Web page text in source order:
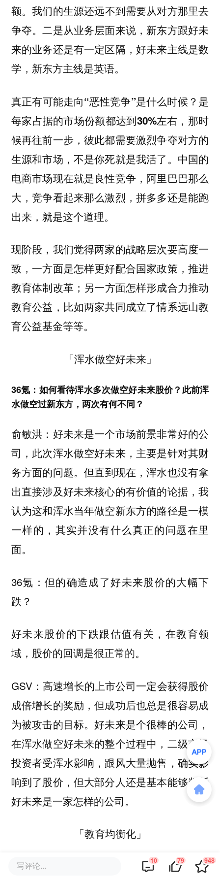
额。我们的生源还远不到需要从对方那里去
争夺。二是从业务层面来说，新东方跟好未
来的业务还是有一定区隔，好未来主线是数
学，新东方主线是英语。
真正有可能走向“恶性竞争”是什么时候？是
每家占据的市场份额都达到30%左右，那时
候再往前一步，彼此都需要激烈争夺对方的
生源和市场，不是你死就是我活了。 中国的
电商市场现在就是良性竞争，阿里巴巴那么
大，竞争看起来那么激烈，拼多多还是能跑
出来，就是这个道理。
现阶段，我们觉得两家的战略层次要高度一
致，一方面是怎样更好配合国家政策，推进
教育体制改革；另一方面怎样形成合力推动
教育公益，比如两家共同成立了情系远山教
育公益基金等等。
「浑水做空好未来」
36氪：如何看待浑水多次做空好未来股价？此前浑
水做空过新东方，两次有何不同？
俞敏洪：好未来是一个市场前景非常好的公
司，此次浑水做空好未来，主要是针对其财
务方面的问题。但直到现在，浑水也没有拿
出直接涉及好未来核心的有价值的论据，我
认为这和浑水当年做空新东方的路径是一模
一样的，其实并没有什么真正的问题在里
面。
36氪：但的确造成了好未来股价的大幅下
跌？
好未来股价的下跌跟估值有关，在教育领
域，股价的回调是很正常的。
GSV：高速增长的上市公司一定会获得股价
成倍增长的奖励，但成功后也总是很容易成
为被攻击的目标。好未来是个很棒的公司，
在浑水做空好未来的整个过程中，二级市场
投资者受浑水影响，跟风大量抛售，确实影
响到了股价，但大部分人还是基本能够判断
好未来是一家怎样的公司。
「教育均衡化」
36氪：如何借助资本的力量解决教育均衡化问题？
写评论... 10 79 948